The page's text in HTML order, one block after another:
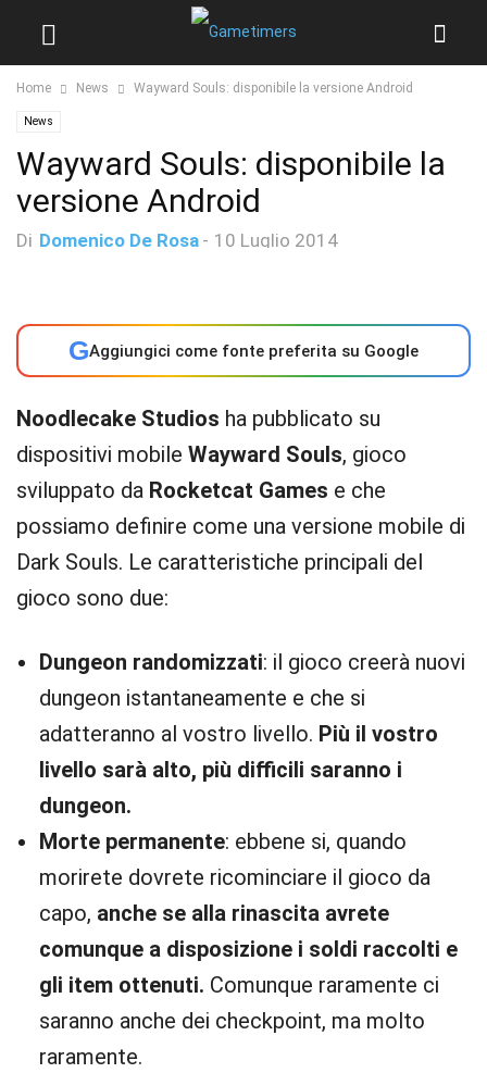
Home News Wayward Souls: disponibile la versione Android
News
Wayward Souls: disponibile la
versione Android
Di Domenico De Rosa - 10 Luglio 2014
GAggiungici come fonte preferita su Google
Noodlecake Studios ha pubblicato su
dispositivi mobile Wayward Souls, gioco
sviluppato da Rocketcat Games e che
possiamo definire come una versione mobile di
Dark Souls. Le caratteristiche principali del
gioco sono due:
Dungeon randomizzati: il gioco creerà nuovi
dungeon istantaneamente e che si
adatteranno al vostro livello. Più il vostro
livello sarà alto, più difficili saranno i
dungeon.
Morte permanente: ebbene si, quando
morirete dovrete ricominciare il gioco da
capo, anche se alla rinascita avrete
comunque a disposizione i soldi raccolti e
gli item ottenuti. Comunque raramente ci
saranno anche dei checkpoint, ma molto
raramente.